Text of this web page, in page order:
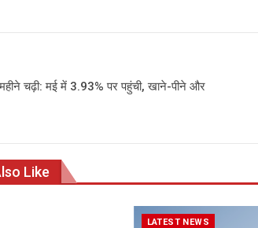
महीने चढ़ी: मई में 3.93% पर पहुंची, खाने-पीने और
Like
LATEST NEWS